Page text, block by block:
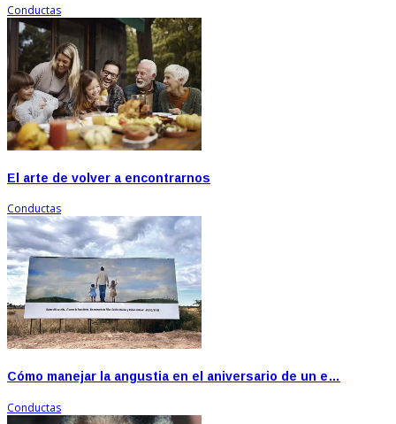
Conductas
El arte de volver a encontrarnos
Conductas
Cómo manejar la angustia en el aniversario de un e…
Conductas